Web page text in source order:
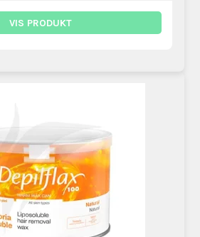
VIS PRODUKT